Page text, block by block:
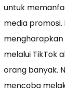
untuk
media
melalui TikTok
orang banyak.
mencoba